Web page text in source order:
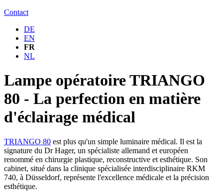
Contact
DE
EN
FR
NL
Lampe opératoire TRIANGO
80 - La perfection en matière
d'éclairage médical
TRIANGO 80 est plus qu'un simple luminaire médical. Il est la
signature du Dr Hager, un spécialiste allemand et européen
renommé en chirurgie plastique, reconstructive et esthétique. Son
cabinet, situé dans la clinique spécialisée interdisciplinaire RKM
740, à Düsseldorf, représente l'excellence médicale et la précision
esthétique.